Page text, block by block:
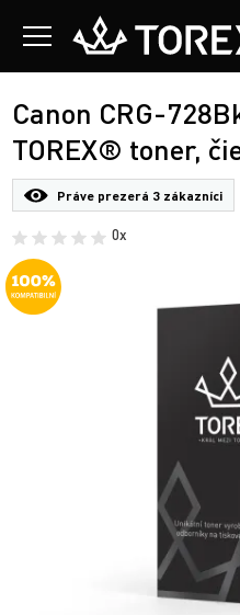
Canon CRG-
TOREX® toner,
Práve prezerá 3 zákazníci
0x